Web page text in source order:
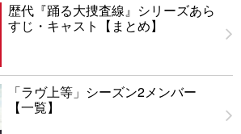
歴代『踊る大捜査線』シリーズあら
すじ・キャスト【まとめ】
「ラヴ上等」シーズン2メンバー
【一覧】